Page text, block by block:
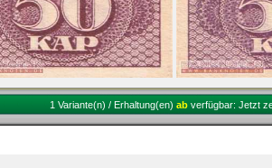
1 Variante(n) / Erhaltung(en) ab verfügbar: Jetzt